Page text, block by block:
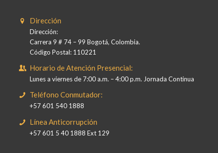
Dirección
Dirección:
Carrera 9 # 74 – 99 Bogotá, Colombia.
Código Postal: 110221
Horario de Atención Presencial:
Lunes a viernes de 7:00 a.m. – 4:00 p.m. Jornada Continua
Teléfono Conmutador:
+57 601 540 1888
Línea Anticorrupción
+57 601 5 40 1888 Ext 129